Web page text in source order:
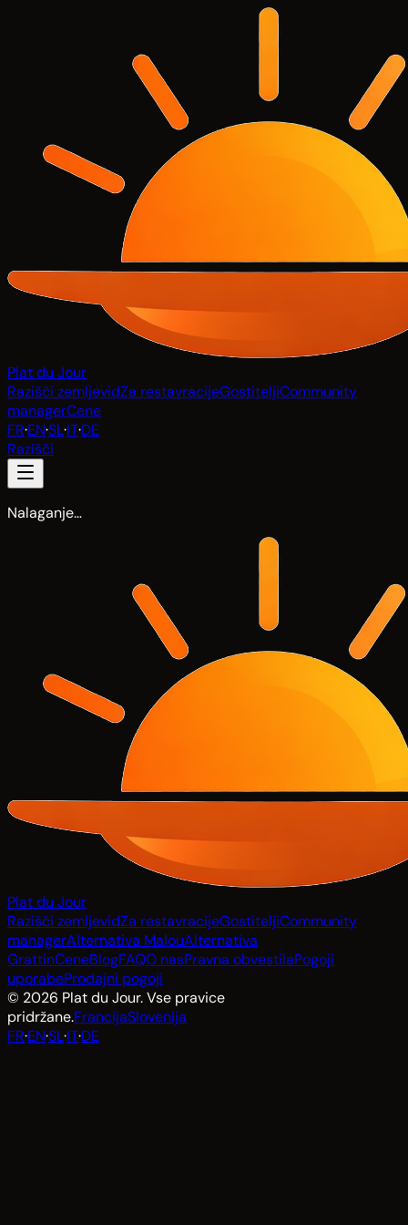
Plat du Jour
Razišči zemljevidZa restavracijeGostiteljiCommunity
managerCene
FR·EN·SL·IT·DE
Razišči
Nalaganje…
Plat du Jour
Razišči zemljevidZa restavracijeGostiteljiCommunity
managerAlternativa MalouAlternativa
GrattinCeneBlogFAQO nasPravna obvestilaPogoji
uporabeProdajni pogoji
© 2026 Plat du Jour. Vse pravice
pridržane.FrancijaSlovenija
FR·EN·SL·IT·DE